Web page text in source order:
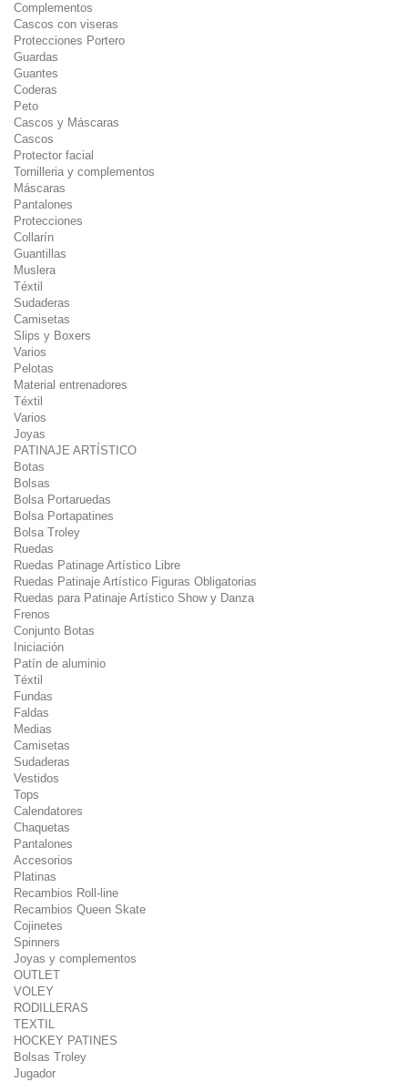
Complementos
Cascos con viseras
Protecciones Portero
Guardas
Guantes
Coderas
Peto
Cascos y Máscaras
Cascos
Protector facial
Tornilleria y complementos
Máscaras
Pantalones
Protecciones
Collarín
Guantillas
Muslera
Téxtil
Sudaderas
Camisetas
Slips y Boxers
Varios
Pelotas
Material entrenadores
Téxtil
Varios
Joyas
PATINAJE ARTÍSTICO
Botas
Bolsas
Bolsa Portaruedas
Bolsa Portapatines
Bolsa Troley
Ruedas
Ruedas Patinage Artístico Libre
Ruedas Patinaje Artístico Figuras Obligatorias
Ruedas para Patinaje Artístico Show y Danza
Frenos
Conjunto Botas
Iniciación
Patín de aluminio
Téxtil
Fundas
Faldas
Medias
Camisetas
Sudaderas
Vestidos
Tops
Calendatores
Chaquetas
Pantalones
Accesorios
Platinas
Recambios Roll-line
Recambios Queen Skate
Cojinetes
Spinners
Joyas y complementos
OUTLET
VOLEY
RODILLERAS
TEXTIL
HOCKEY PATINES
Bolsas Troley
Jugador